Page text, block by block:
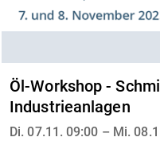
Öl-Workshop -
Industrieanlagen
Di. 07.11. 09:00 – Mi.